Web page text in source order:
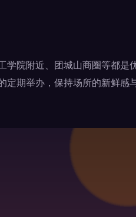
学院附近、团城山商圈等都是
定期举办，保持场所的新鲜感